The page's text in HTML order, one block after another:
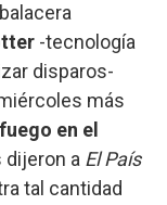
-tecnología
disparos-
más
en el
dijeron a El País
tal cantidad